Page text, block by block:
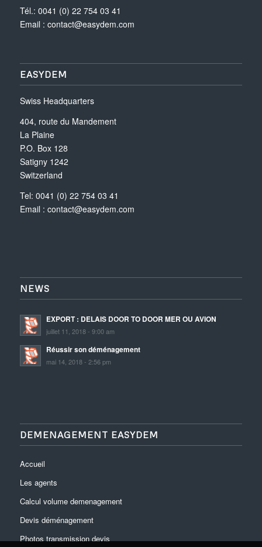
Tél.: 0041 (0) 22 754 03 41
Email : contact@easydem.com
EASYDEM
Swiss Headquarters
404, route du Mandement
La Plaine
P.O. Box 128
Satigny 1242
Switzerland
Tel: 0041 (0) 22 754 03 41
Email : contact@easydem.com
NEWS
EXPORT : DELAIS DOOR TO DOOR MER OU AVION
juillet 11, 2018 - 9:00 am
Réussir son déménagement
mai 14, 2018 - 2:56 pm
DEMENAGEMENT EASYDEM
Accueil
Les agents
Calcul volume demenagement
Devis déménagement
Photos transmission devis